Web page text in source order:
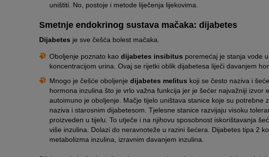
uništiti. No, postoje i metode liječenja lijekovima.
Smetnje endokrinog sustava mačaka: dijabetes
Dijabetes je sve češća bolest mačaka.
Oboljenje poznato kao dijabetes insibitus poremećaj je stanja vode
koncentracijom urina. Ovaj se rijetki oblik dijabetesa liječi davanjem
Mnogo je češće oboljenje dijabetes melitus koji se često naziva i
hormona inzulina što je vrlo važna funkcija jer je šećer najvažniji izvor
autoimuno je oboljenje. Mačje tijelo uništava stanice koje su potrebne
naziva i starosnim dijabetesom. Tjelesne stanice razvijaju visoku
proizveden u tijelu. To utječe i na njihovu sposobnost iskorištavanja
više inzulina. Dolazi do neravnoteže u razini šećera. Dijabetes tipa 2
metabolizma inzulina, izravnim davanjem inzulina.